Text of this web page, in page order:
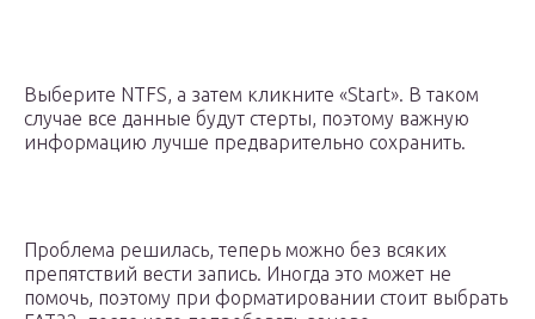
Выберите NTFS, а затем кликните «Start». В таком
случае все данные будут стерты, поэтому важную
информацию лучше предварительно сохранить.
Проблема решилась, теперь можно без всяких
препятствий вести запись. Иногда это может не
помочь, поэтому при форматировании стоит выбрать